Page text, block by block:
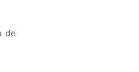
de